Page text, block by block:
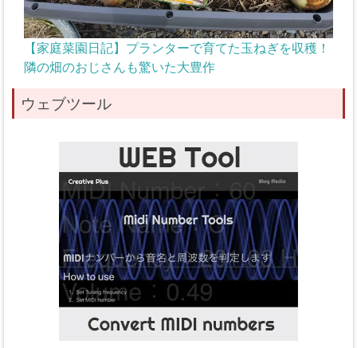
【家庭菜園日記】プランターで育てた玉ねぎを収穫！
隣の畑のおじさんも驚いた大豊作
ウェブツール